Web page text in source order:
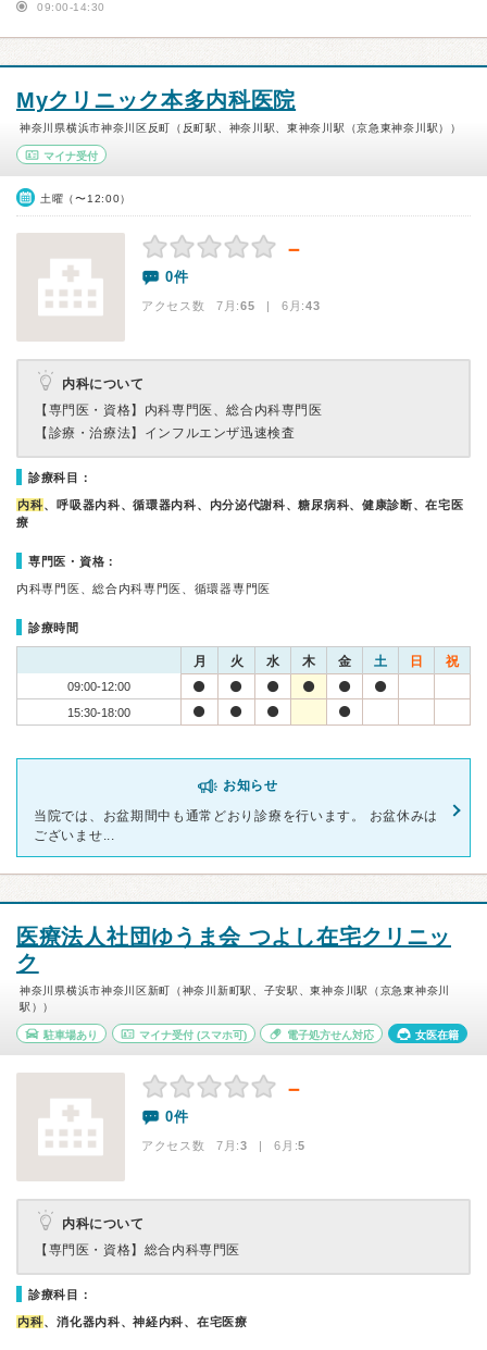
09:00-14:30
Myクリニック本多内科医院
神奈川県横浜市神奈川区反町（反町駅、神奈川駅、東神奈川駅（京急東神奈川駅））
マイナ受付
土曜（〜12:00）
－
0件
アクセス数 7月:65 | 6月:43
内科について
【専門医・資格】 内科専門医、総合内科専門医
【診療・治療法】 インフルエンザ迅速検査
診療科目：
内科、呼吸器内科、循環器内科、内分泌代謝科、糖尿病科、健康診断、在宅医
療
専門医・資格：
内科専門医、総合内科専門医、循環器専門医
診療時間
月 火 水 木 金 土 日 祝
09:00-12:00
15:30-18:00
お知らせ
当院では、お盆期間中も通常どおり診療を行います。 お盆休みは
ございませ...
医療法人社団ゆうま会 つよし在宅クリニッ
ク
神奈川県横浜市神奈川区新町（神奈川新町駅、子安駅、東神奈川駅（京急東神奈川
駅））
駐車場あり マイナ受付(スマホ可) 電子処方せん対応 女医在籍
－
0件
アクセス数 7月:3 | 6月:5
内科について
【専門医・資格】 総合内科専門医
診療科目：
内科、消化器内科、神経内科、在宅医療